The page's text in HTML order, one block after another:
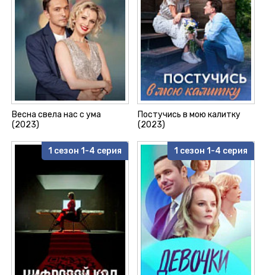
Весна свела нас с ума
(2023)
Постучись в мою калитку
(2023)
1 сезон 1-4 серия 1 сезон 1-4 серия